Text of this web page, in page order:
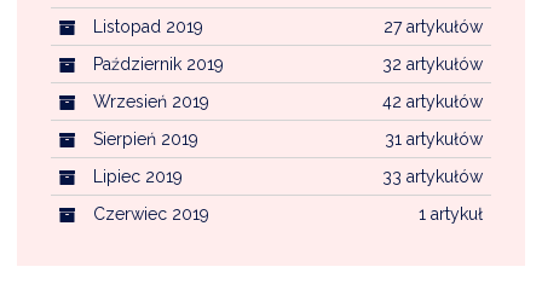
27 artykułów
Listopad 2019
32 artykułów
Październik 2019
42 artykułów
Wrzesień 2019
31 artykułów
Sierpień 2019
33 artykułów
Lipiec 2019
1 artykuł
Czerwiec 2019